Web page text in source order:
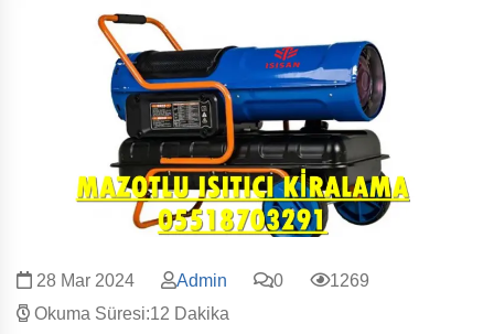
28 Mar 2024 Admin 0
1269
Okuma Süresi:12 Dakika